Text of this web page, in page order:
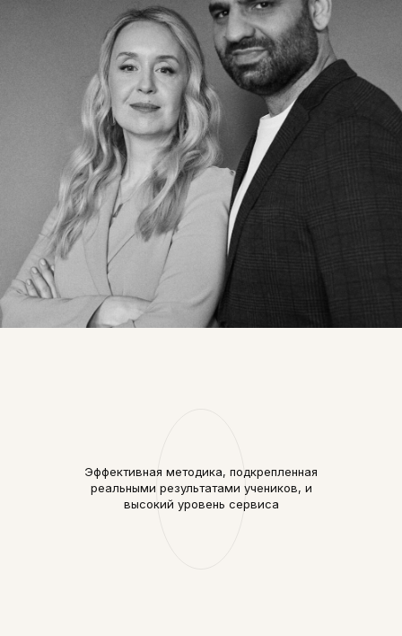
Эффективная методика, подкрепленная
реальными результатами учеников, и
высокий уровень сервиса